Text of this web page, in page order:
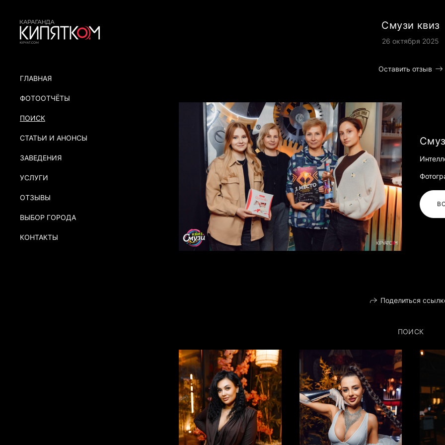
ГЛАВНАЯ
ФОТООТЧЁТЫ
ПОИСК
СТАТЬИ И АНОНСЫ
ЗАВЕДЕНИЯ
УСЛУГИ
ОТЗЫВЫ
ВЫБОР ГОРОДА
КОНТАКТЫ
Смузи квиз
26 октября 2025
Оставить отзыв
Поделиться
ПОИСК